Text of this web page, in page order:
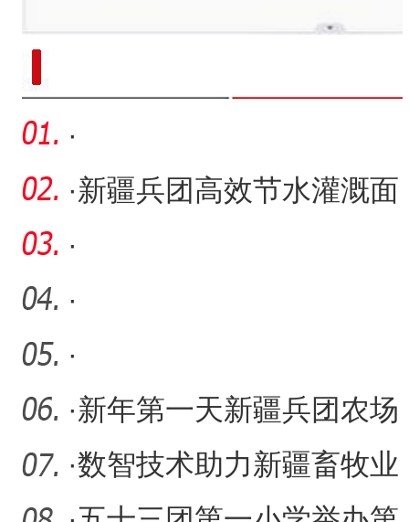
·
·新疆兵团高效节水灌溉面
积占比逾八成
·
·
·
·新年第一天新疆兵团农场
热闹迎客
·数智技术助力新疆畜牧业